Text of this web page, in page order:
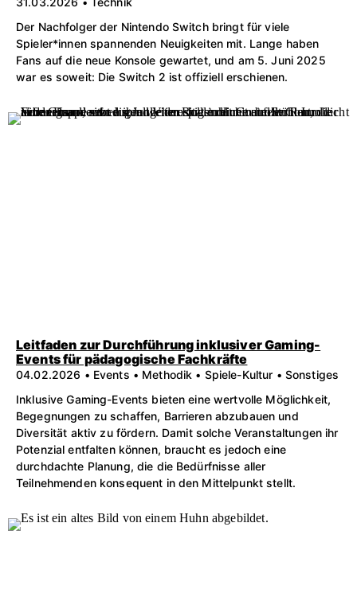
Der Nachfolger der Nintendo Switch bringt für viele
Spieler*innen spannenden Neuigkeiten mit. Lange haben
Fans auf die neue Konsole gewartet, und am 5. Juni 2025
war es soweit: Die Switch 2 ist offiziell erschienen.
Leitfaden zur Durchführung inklusiver Gaming-
Events für pädagogische Fachkräfte
04.02.2026 • Events • Methodik • Spiele-Kultur • Sonstiges
Inklusive Gaming-Events bieten eine wertvolle Möglichkeit,
Begegnungen zu schaffen, Barrieren abzubauen und
Diversität aktiv zu fördern. Damit solche Veranstaltungen ihr
Potenzial entfalten können, braucht es jedoch eine
durchdachte Planung, die die Bedürfnisse aller
Teilnehmenden konsequent in den Mittelpunkt stellt.